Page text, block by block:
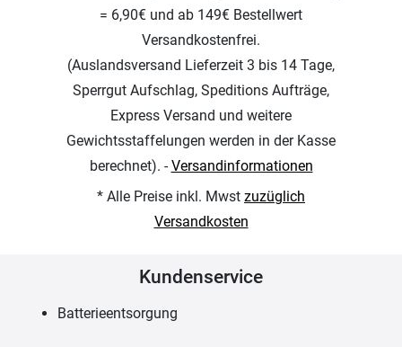
= 6,90€ und ab 149€ Bestellwert
Versandkostenfrei.
(Auslandsversand Lieferzeit 3 bis 14 Tage,
Sperrgut Aufschlag, Speditions Aufträge,
Express Versand und weitere
Gewichtsstaffelungen werden in der Kasse
berechnet). -Versandinformationen
* Alle Preise inkl. Mwst zuzüglich
Versandkosten
Kundenservice
Batterieentsorgung